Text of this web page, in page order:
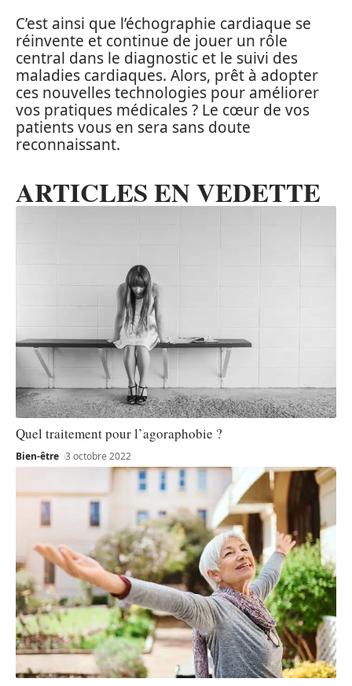
C’est ainsi que l’échographie cardiaque se
réinvente et continue de jouer un rôle
central dans le diagnostic et le suivi des
maladies cardiaques. Alors, prêt à adopter
ces nouvelles technologies pour améliorer
vos pratiques médicales ? Le cœur de vos
patients vous en sera sans doute
reconnaissant.
ARTICLES EN VEDETTE
Quel traitement pour l’agoraphobie ?
Bien-être 3 octobre 2022